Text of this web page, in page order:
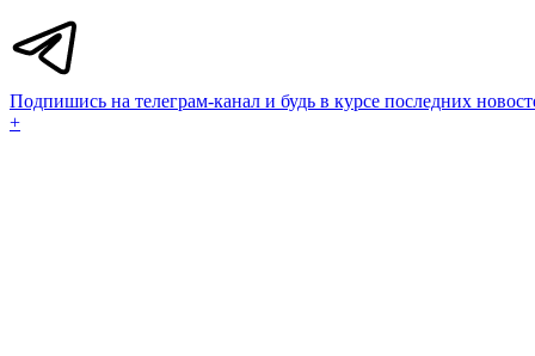
Подпишись на телеграм-канал и будь в курсе последних
+